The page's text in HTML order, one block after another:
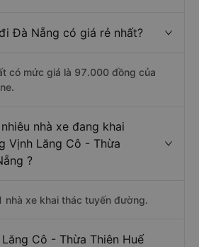
Đà Nẵng có giá rẻ nhất?
có mức giá là 97.000 đồng của
nhà xe đang khai
Vịnh Lăng Cô - Thừa
?
nhà xe khai thác tuyến đường.
Cô - Thừa Thiên Huế